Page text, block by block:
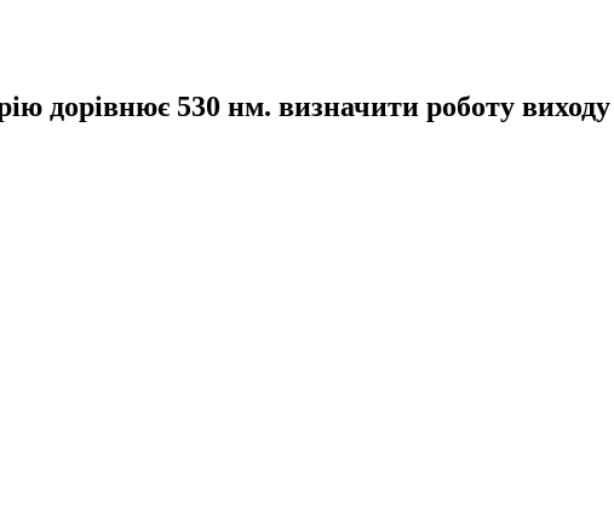
дорівнює 530 нм. визначити роботу